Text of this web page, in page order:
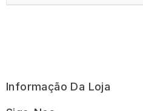
Informação Da Loja